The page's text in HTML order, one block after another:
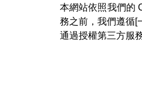
服務時間：週一~週五
台北市內湖區瑞光路513
本網站依照我們的
務之前，我們遵循[
通過授權第三方服